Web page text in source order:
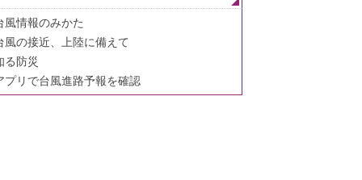
風情報のみかた
風の接近、上陸に備えて
る防災
プリで台風進路予報を確認